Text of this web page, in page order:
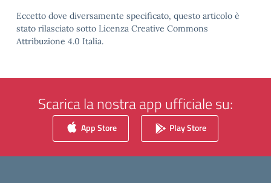
Eccetto dove diversamente specificato, questo articolo è
stato rilasciato sotto Licenza Creative Commons
Attribuzione 4.0 Italia.
Scarica la nostra app ufficiale su:
App Store Play Store